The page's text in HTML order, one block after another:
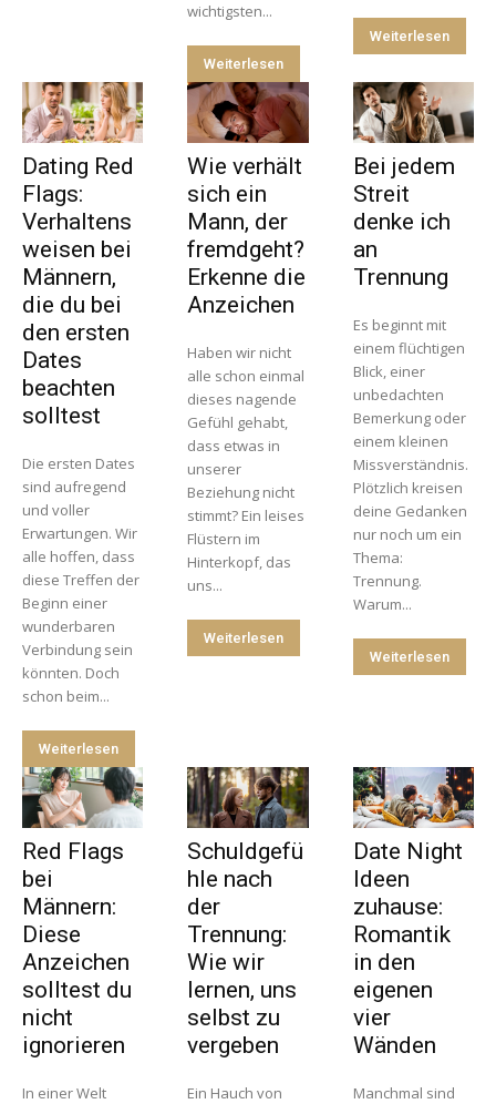
wichtigsten...
Weiterlesen
Weiterlesen
Dating Red
Flags:
Verhaltens
weisen bei
Männern,
die du bei
den ersten
Dates
beachten
solltest
Die ersten Dates
sind aufregend
und voller
Erwartungen. Wir
alle hoffen, dass
diese Treffen der
Beginn einer
wunderbaren
Verbindung sein
könnten. Doch
schon beim...
Weiterlesen
Wie verhält
sich ein
Mann, der
fremdgeht?
Erkenne die
Anzeichen
Haben wir nicht
alle schon einmal
dieses nagende
Gefühl gehabt,
dass etwas in
unserer
Beziehung nicht
stimmt? Ein leises
Flüstern im
Hinterkopf, das
uns...
Weiterlesen
Bei jedem
Streit
denke ich
an
Trennung
Es beginnt mit
einem flüchtigen
Blick, einer
unbedachten
Bemerkung oder
einem kleinen
Missverständnis.
Plötzlich kreisen
deine Gedanken
nur noch um ein
Thema:
Trennung.
Warum...
Weiterlesen
Red Flags
bei
Männern:
Diese
Anzeichen
solltest du
nicht
ignorieren
In einer Welt
Schuldgefü
hle nach
der
Trennung:
Wie wir
lernen, uns
selbst zu
vergeben
Ein Hauch von
Date Night
Ideen
zuhause:
Romantik
in den
eigenen
vier
Wänden
Manchmal sind